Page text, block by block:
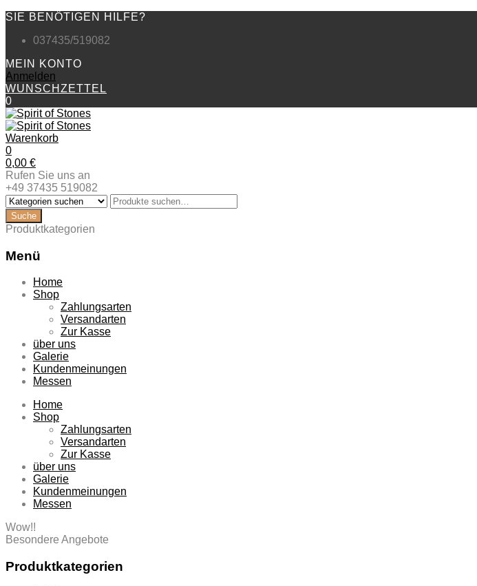
SIE BENÖTIGEN HILFE?
037435/519082
MEIN KONTO
Anmelden
WUNSCHZETTEL
0
Warenkorb
0
0,00 €
Rufen Sie uns an
+49 37435 519082
Produktkategorien
Menü
Zum
Inhalt
Home
Shop
Zahlungsarten
Versandarten
Zur Kasse
über uns
Galerie
Kundenmeinungen
Messen
Home
Shop
Zahlungsarten
Versandarten
Zur Kasse
über uns
Galerie
Kundenmeinungen
Messen
Wow!!
Besondere Angebote
Produktkategorien